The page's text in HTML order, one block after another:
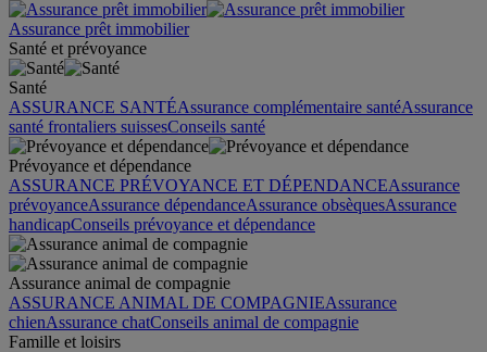
Assurance prêt immobilier
Santé et prévoyance
Santé
ASSURANCE SANTÉAssurance complémentaire santéAssurance
santé frontaliers suissesConseils santé
Prévoyance et dépendance
ASSURANCE PRÉVOYANCE ET DÉPENDANCEAssurance
prévoyanceAssurance dépendanceAssurance obsèquesAssurance
handicapConseils prévoyance et dépendance
Assurance animal de compagnie
ASSURANCE ANIMAL DE COMPAGNIEAssurance
chienAssurance chatConseils animal de compagnie
Famille et loisirs